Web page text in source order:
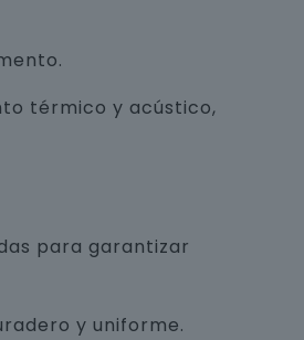
térmico y acústico,
para garantizar
y uniforme.